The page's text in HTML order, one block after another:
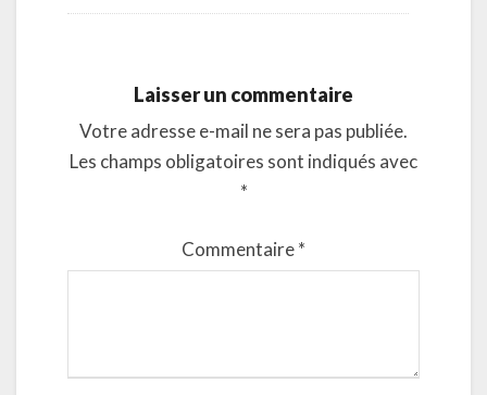
Laisser un commentaire
Votre adresse e-mail ne sera pas publiée.
Les champs obligatoires sont indiqués avec
*
Commentaire*